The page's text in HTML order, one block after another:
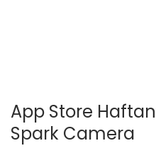
App Store
Spark Camera